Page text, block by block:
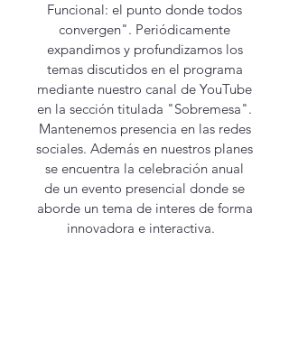
Funcional: el punto donde todos
convergen". Periódicamente
expandimos y profundizamos los
temas discutidos en el programa
mediante nuestro canal de YouTube
en la sección titulada "Sobremesa".
Mantenemos presencia en las redes
sociales. Además en nuestros planes
se encuentra la celebración anual
de un evento presencial donde se
aborde un tema de interes de forma
innovadora e interactiva.